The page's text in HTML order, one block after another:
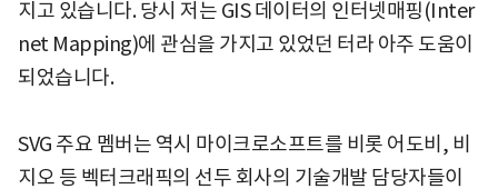
지고 있습니다. 당시 저는 GIS 데이터의 인터넷매핑(Inter
net Mapping)에 관심을 가지고 있었던 터라 아주 도움이
되었습니다.
SVG 주요 멤버는 역시 마이크로소프트를 비롯 어도비, 비
지오 등 벡터크래픽의 선두 회사의 기술개발 담당자들이